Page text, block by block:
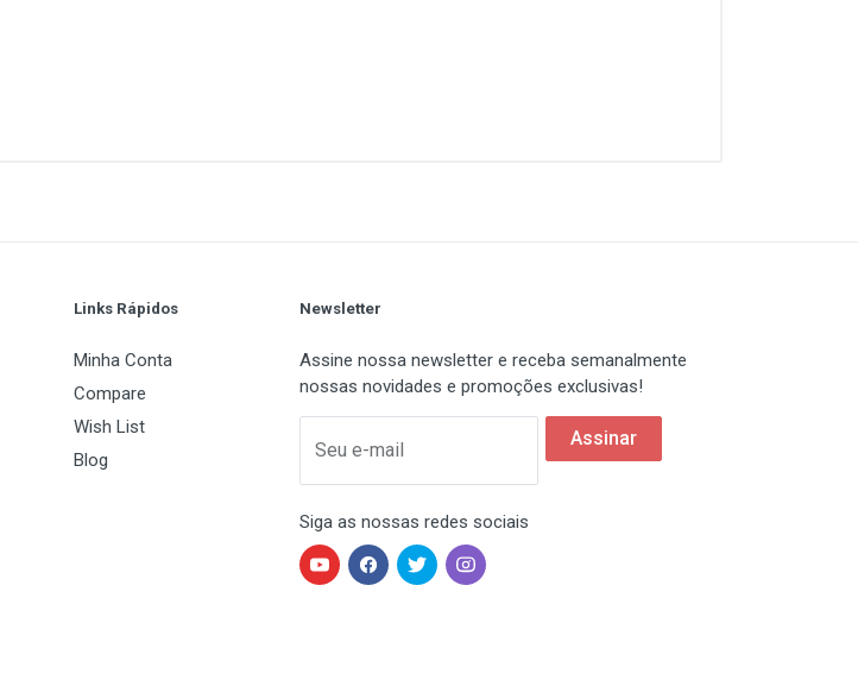
Email Address
Links Rápidos
Minha Conta
Compare
Wish List
Blog
Newsletter
Assine nossa newsletter e receba semanalmente
nossas novidades e promoções exclusivas!
Seu e-mail
Assinar
Siga as nossas redes sociais